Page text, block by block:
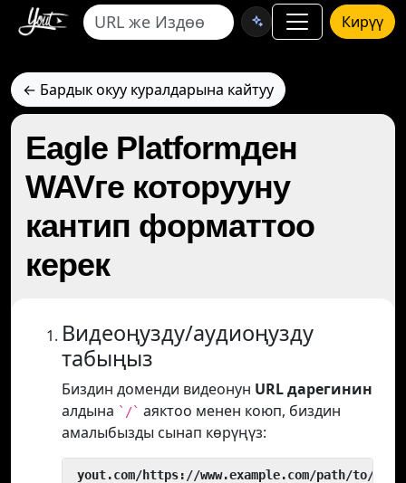
Кирүү
← Бардык окуу куралдарына кайтуу
Eagle Platformден
WAVге которууну
кантип форматтоо
керек
Видеоңузду/аудиоңузду
табыңыз
Биздин доменди видеонун URL дарегинин
алдына `/` аяктоо менен коюп, биздин
амалыбызды сынап көрүңүз:
yout.com/https://www.example.com/path/to/